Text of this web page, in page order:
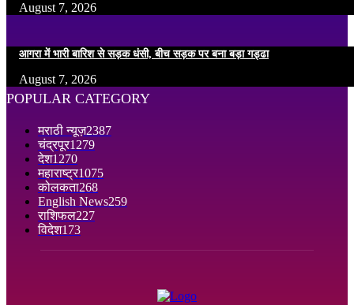
August 7, 2026
आगरा में भारी बारिश से सड़क धंसी, बीच सड़क पर बना बड़ा गड्ढा
August 7, 2026
POPULAR CATEGORY
मराठी न्यूज़2387
चंद्रपूर1279
देश1270
महाराष्ट्र1075
कोलकता268
English News259
राशिफल227
विदेश173